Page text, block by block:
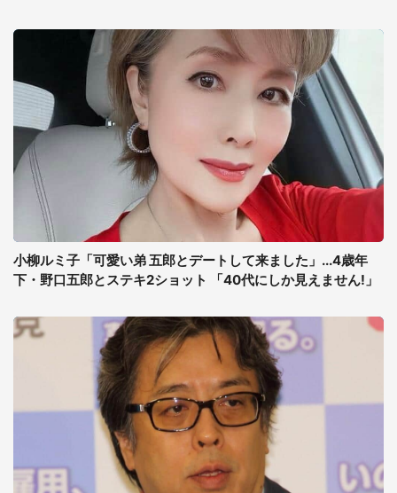
小柳ルミ子「可愛い弟 五郎とデートして来ました」...4歳年
下・野口五郎とステキ2ショット 「40代にしか見えません!」